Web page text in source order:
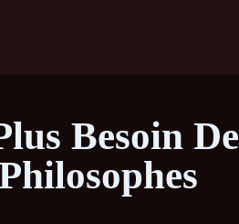
Besoin De